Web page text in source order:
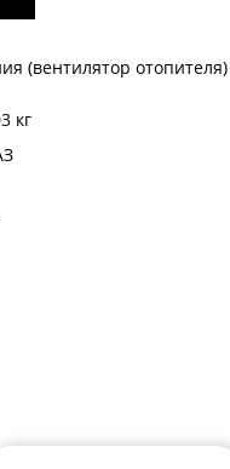
(вентилятор отопителя)
кг